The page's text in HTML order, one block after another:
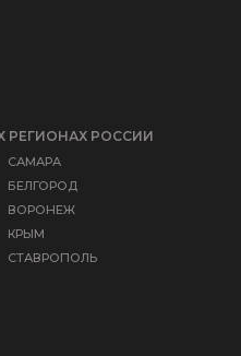
КРЫМ
СТАВРОПОЛЬ
БЕЛГОРОД
ВОРОНЕЖ
САМАРА
РЕГИОНАХ РОССИИ